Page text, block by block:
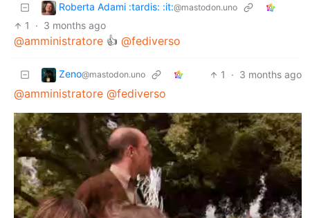
Roberta Adami :tardis: :it:@mastodon.uno
1 · 3 months ago
@amministratore 👍 @fediverso
Zeno@mastodon.uno 1 · 3 months ago
@amministratore @fediverso